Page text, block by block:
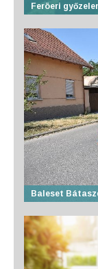
Feröeri
Baleset